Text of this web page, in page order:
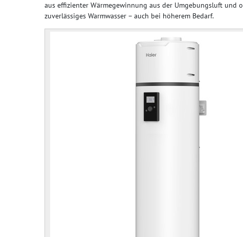
aus effizienter Wärmegewinnung aus der Umgebungsluft
zuverlässiges Warmwasser – auch bei höherem Bedarf.